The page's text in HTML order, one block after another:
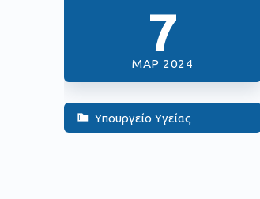
7
ΜΑΡ 2024
Υπουργείο Υγείας